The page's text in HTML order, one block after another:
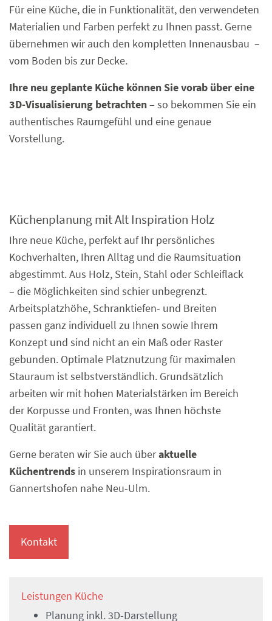
Für eine Küche, die in Funktionalität, den verwendeten
Materialien und Farben perfekt zu Ihnen passt. Gerne
übernehmen wir auch den kompletten Innenausbau –
vom Boden bis zur Decke.
Ihre neu geplante Küche können Sie vorab über eine
3D-Visualisierung betrachten– so bekommen Sie ein
authentisches Raumgefühl und eine genaue
Vorstellung.
Küchenplanung mit Alt Inspiration Holz
Ihre neue Küche, perfekt auf Ihr persönliches
Kochverhalten, Ihren Alltag und die Raumsituation
abgestimmt. Aus Holz, Stein, Stahl oder Schleiflack
– die Möglichkeiten sind schier unbegrenzt.
Arbeitsplatzhöhe, Schranktiefen- und Breiten
passen ganz individuell zu Ihnen sowie Ihrem
Konzept und sind nicht an ein Maß oder Raster
gebunden. Optimale Platznutzung für maximalen
Stauraum ist selbstverständlich. Grundsätzlich
arbeiten wir mit hohen Materialstärken im Bereich
der Korpusse und Fronten, was Ihnen höchste
Qualität garantiert.
Gerne beraten wir Sie auch überaktuelle
Küchentrends in unserem Inspirationsraum in
Gannertshofen nahe Neu-Ulm.
Kontakt
Leistungen Küche
Planung inkl. 3D-Darstellung